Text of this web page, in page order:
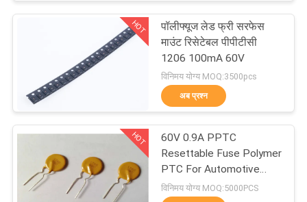
संपर्क
समाचार
BLOG
एक
लिक्विड कूलिंग प्लेट
HOT
पॉलीफ्यूज लेड फ्री सरफेस
माउंट रिसेटेबल पीपीटीसी
1206 100mA 60V
विनिमय योग्य MOQ:3500pcs
अब प्रश्न
HOT
60V 0.9A PPTC
Resettable Fuse Polymer
PTC For Automotive
Electronics
विनिमय योग्य MOQ:5000PCS